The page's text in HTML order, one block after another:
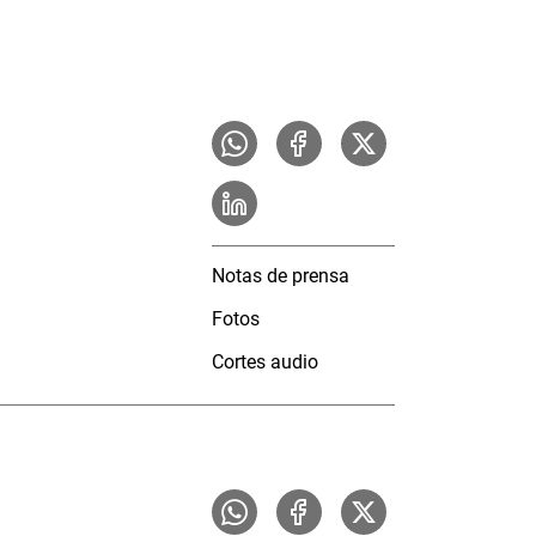
Notas de prensa
Fotos
Cortes audio